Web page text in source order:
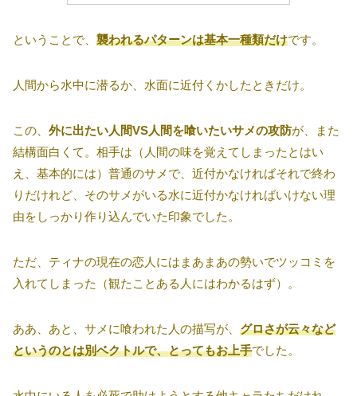
ということで、 襲われるパターンは基本一種類だけです。
人間から水中に潜るか、水面に近付くかしたときだけ。
この、 外に出たい人間VS人間を喰いたいサメの攻防が、また
結構面白くて。相手は（人間の味を覚えてしまったとはい
え、基本的には）普通のサメで、近付かなければそれで終わ
りだけれど、そのサメがいる水に近付かなければいけない理
由をしっかり作り込んでいた印象でした。
ただ、ティナの現在の恋人にはまあまあの勢いでツッコミを
入れてしまった（観たことある人にはわかるはず）。
ああ、あと、サメに喰われた人の描写が、 グロさが云々など
というのとは別ベクトルで、とってもお上手でした。